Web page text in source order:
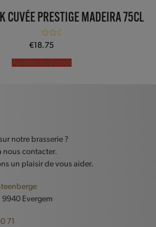
CUVÉE PRESTIGE MADEIRA 75CL
Note
sur 5
€ 18.75
Ajouter au panier
notre brasserie ?
nous contacter.
un plaisir de vous aider.
Evergem
71